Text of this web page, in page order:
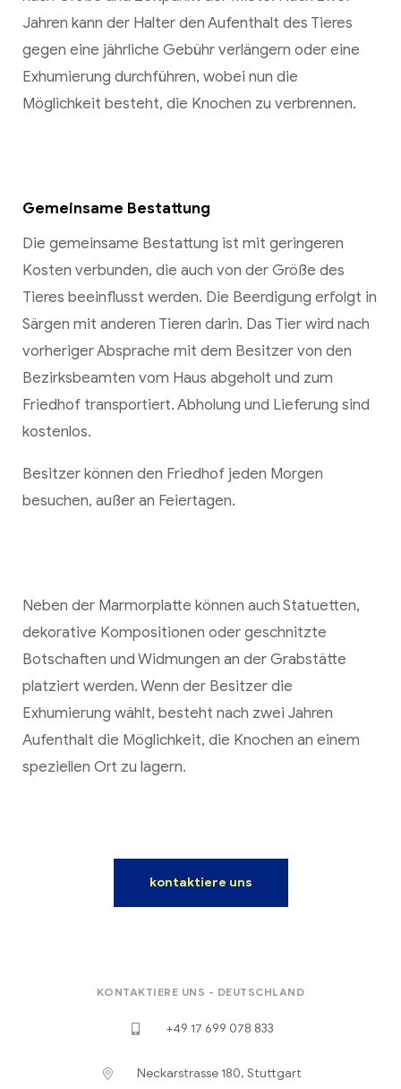
Jahren kann der Halter den Aufenthalt des Tieres
gegen eine jährliche Gebühr verlängern oder eine
Exhumierung durchführen, wobei nun die
Möglichkeit besteht, die Knochen zu verbrennen.
Gemeinsame Bestattung
Die gemeinsame Bestattung ist mit geringeren
Kosten verbunden, die auch von der Größe des
Tieres beeinflusst werden. Die Beerdigung erfolgt in
Särgen mit anderen Tieren darin. Das Tier wird nach
vorheriger Absprache mit dem Besitzer von den
Bezirksbeamten vom Haus abgeholt und zum
Friedhof transportiert. Abholung und Lieferung sind
kostenlos.
Besitzer können den Friedhof jeden Morgen
besuchen, außer an Feiertagen.
Neben der Marmorplatte können auch Statuetten,
dekorative Kompositionen oder geschnitzte
Botschaften und Widmungen an der Grabstätte
platziert werden. Wenn der Besitzer die
Exhumierung wählt, besteht nach zwei Jahren
Aufenthalt die Möglichkeit, die Knochen an einem
speziellen Ort zu lagern.
kontaktiere uns
KONTAKTIERE UNS - DEUTSCHLAND
+49 17 699 078 833
Neckarstrasse 180, Stuttgart